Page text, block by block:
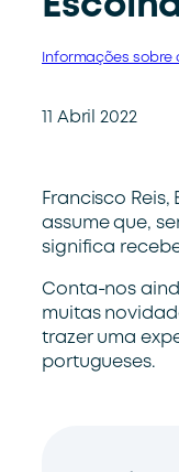
Informações sobre
11 Abril 2022
Francisco
assume que,
significa
Conta-nos
muitas
trazer uma
portugueses.